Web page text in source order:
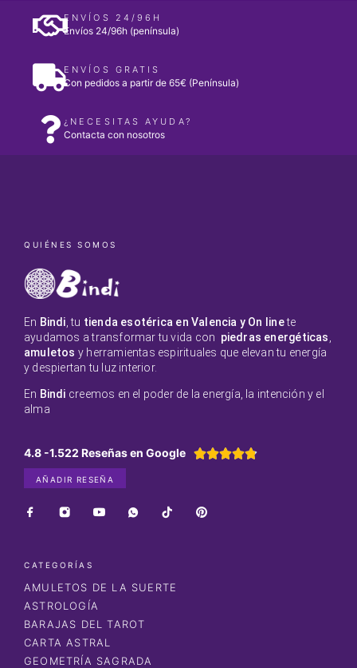
ENVÍOS 24/96H
Envíos 24/96h (península)
ENVÍOS GRATIS
Con pedidos a partir de 65€ (Península)
¿NECESITAS AYUDA?
Contacta con nosotros
QUIÉNES SOMOS
En Bindi , tu tienda esotérica en Valencia y On linete
ayudamos a transformar tu vida con piedras energéticas
amuletos y herramientas espirituales que elevan tu energía
y despiertan tu luz interior.
En Bindi creemos en el poder de la energía, la intención y el
alma
4.8 -1.522 Reseñas en Google 
AÑADIR RESEÑA
CATEGORÍAS
AMULETOS DE LA SUERTE
ASTROLOGÍA
BARAJAS DEL TAROT
CARTA ASTRAL
GEOMETRÍA SAGRADA